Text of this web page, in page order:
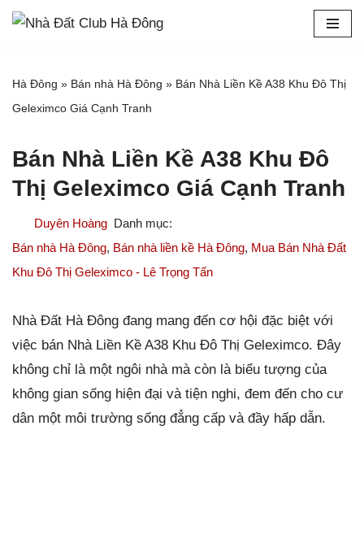
Hà Đông » Bán nhà Hà Đông » Bán Nhà Liền Kề A38 Khu Đô Thị
Geleximco Giá Cạnh Tranh
Bán Nhà Liền Kề A38 Khu Đô
Thị Geleximco Giá Cạnh Tranh
Duyên Hoàng
Bán nhà Hà Đông, Bán nhà liền kề Hà Đông, Mua Bán Nhà Đất
Khu Đô Thị Geleximco - Lê Trọng Tấn
Nhà Đất Hà Đông đang mang đến cơ hội đặc biệt với
việc bán Nhà Liền Kề A38 Khu Đô Thị Geleximco. Đây
không chỉ là một ngôi nhà mà còn là biểu tượng của
không gian sống hiện đại và tiện nghi, đem đến cho cư
dân một môi trường sống đẳng cấp và đầy hấp dẫn.